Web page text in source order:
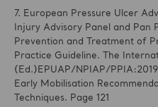
7. European Pressure Ulcer
Injury Advisory Panel and Pan
Prevention and Treatment of
Practice Guideline. The
(Ed.)EPUAP/NPIAP/
Early Mobilisation
Techniques. Page 121